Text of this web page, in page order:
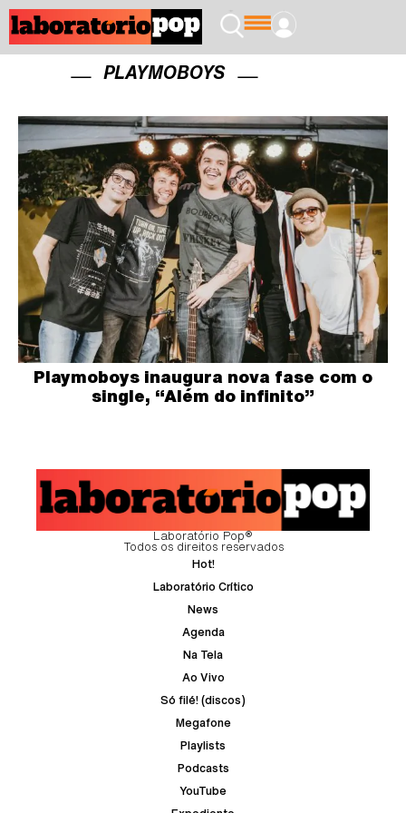
PLAYMOBOYS
Playmoboys inaugura nova fase com o
single, “Além do infinito”
Laboratório Pop®
Todos os direitos reservados
Hot!
Laboratório Crítico
News
Agenda
Na Tela
Ao Vivo
Só filé! (discos)
Megafone
Playlists
Podcasts
YouTube